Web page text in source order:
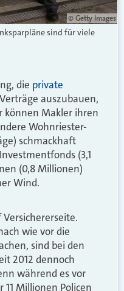
© Getty Images
sind für viele
die private
auszubauen,
können Makler ihren
Wohnriester-
schmackhaft
(3,1
(0,8 Millionen)
Wind.
wie vor die
sind bei den
2012 dennoch
während es vor
Millionen Policen